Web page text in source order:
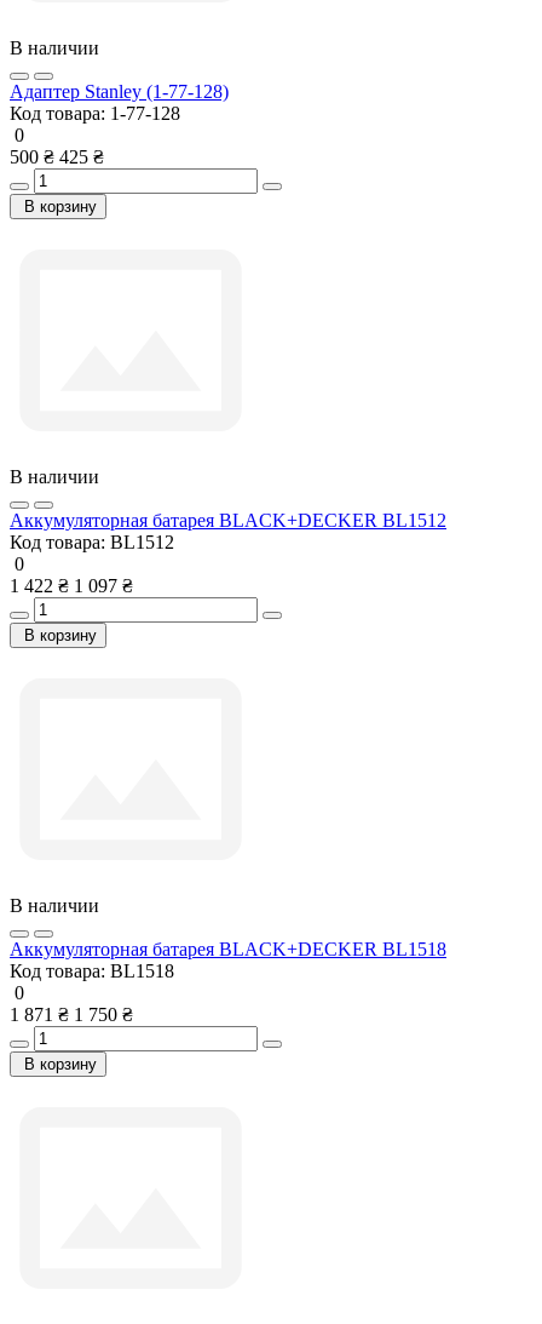
В наличии
Адаптер Stanley (1-77-128)
Код товара: 1-77-128
0
500 ₴ 425 ₴
В корзину
В наличии
Аккумуляторная батарея BLACK+DECKER BL1512
Код товара: BL1512
0
1 422 ₴ 1 097 ₴
В корзину
В наличии
Аккумуляторная батарея BLACK+DECKER BL1518
Код товара: BL1518
0
1 871 ₴ 1 750 ₴
В корзину